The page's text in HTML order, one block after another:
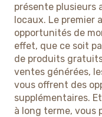
présente plusieurs
locaux. Le premier
opportunités de
effet, que ce soit
de produits
ventes générées,
vous offrent des
supplémentaires.
à long terme, vous